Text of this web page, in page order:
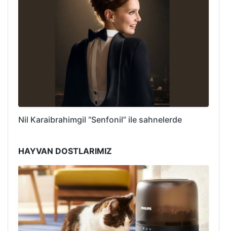
Nil Karaibrahimgil “Senfonil” ile sahnelerde
HAYVAN DOSTLARIMIZ